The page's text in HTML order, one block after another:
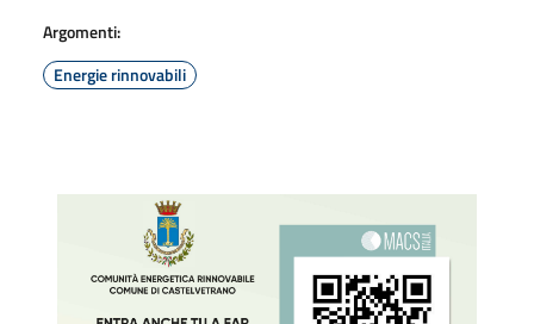
Argomenti:
Energie rinnovabili